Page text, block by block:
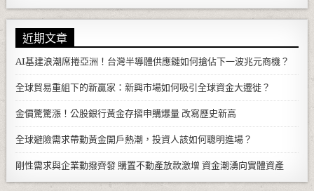
近期文章
AI基建浪潮席捲亞洲！台灣半導體供應鏈如何搶佔下一波兆元商機？
全球貿易重組下的新贏家：新興市場如何吸引全球資金大遷徙？
金價驚驚漲！公股銀行黃金存摺申購爆量 改寫歷史新高
全球避險需求帶動黃金開戶熱潮，投資人該如何聰明進場？
剛性需求與企業動撥齊發 購置不動產放款激增 資金潮湧向實體資產